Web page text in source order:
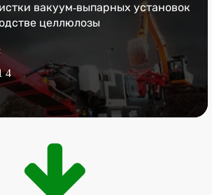
вакуум-выпарных установок
целлюлозы
4